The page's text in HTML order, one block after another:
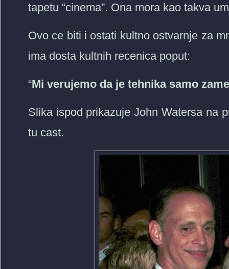
tapetu “cinema”. Ona mora kao takva
Ovo ce biti i ostati kultno ostvarnje za
ima dosta kultnih recenica poput:
“Mi verujemo da je tehnika samo
Slika ispod prikazuje John Watersa na
tu cast.